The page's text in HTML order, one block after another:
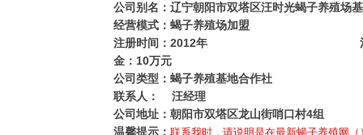
公司别名：辽宁朝阳市双塔区汪时光蝎子养殖场
经营模式：蝎子养殖场加盟
注册时间：2012年 注
金：10万元
公司类型：蝎子养殖基地合作社
联系人： 汪经理
公司地址：朝阳市双塔区龙山街哨口村4组
温馨提示： 联系我时，请说明是在最新蝎子养殖网（